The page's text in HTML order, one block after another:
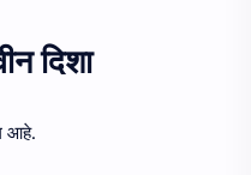
दिशा
आहे.